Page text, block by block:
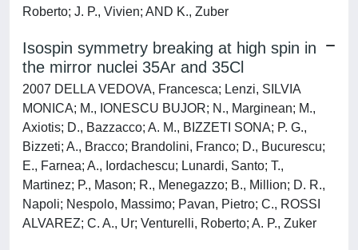
Roberto; J. P., Vivien; AND K., Zuber
Isospin symmetry breaking at high spin in
the mirror nuclei 35Ar and 35Cl
2007 DELLA VEDOVA, Francesca; Lenzi, SILVIA
MONICA; M., IONESCU BUJOR; N., Marginean; M.,
Axiotis; D., Bazzacco; A. M., BIZZETI SONA; P. G.,
Bizzeti; A., Bracco; Brandolini, Franco; D., Bucurescu;
E., Farnea; A., Iordachescu; Lunardi, Santo; T.,
Martinez; P., Mason; R., Menegazzo; B., Million; D. R.,
Napoli; Nespolo, Massimo; Pavan, Pietro; C., ROSSI
ALVAREZ; C. A., Ur; Venturelli, Roberto; A. P., Zuker